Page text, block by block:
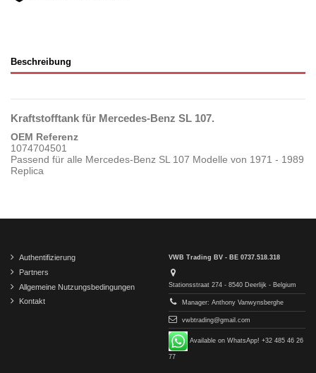
Beschreibung
Kraftstofftank für Mercedes-Benz SL 107.
OEM Referenz
1074704501
Passend für alle Mercedes-Benz SL 107 Modelle von 1971 - 1989
Replica
Authentifizierung
Partners
Allgemeine Nutzungsbedingungen
Kontakt
VWB Trading BV - BE 0737.518.318
Stationsstraat 274 - 8540 Deerlijk - Belgium
Manager: Anthony Vanwynsberghe
vwbtrading@gmail.com
Available on WhatsApp! +32 485 46 26
77